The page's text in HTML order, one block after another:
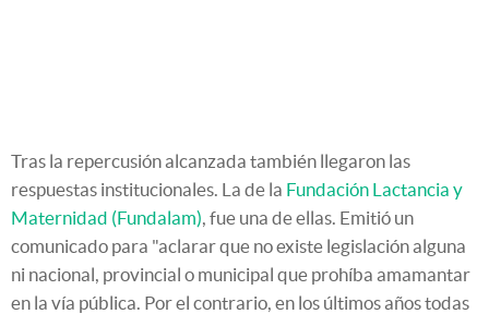
Tras la repercusión alcanzada también llegaron las
respuestas institucionales. La de la Fundación Lactancia y
Maternidad (Fundalam), fue una de ellas. Emitió un
comunicado para "aclarar que no existe legislación alguna
ni nacional, provincial o municipal que prohíba amamantar
en la vía pública. Por el contrario, en los últimos años todas